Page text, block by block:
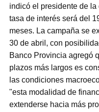
indicó el presidente de
tasa de interés será del
meses. La campaña se
30 de abril, con
Banco Provincia agregó
plazos más largos es
las condiciones
"esta modalidad de
extenderse hacia más